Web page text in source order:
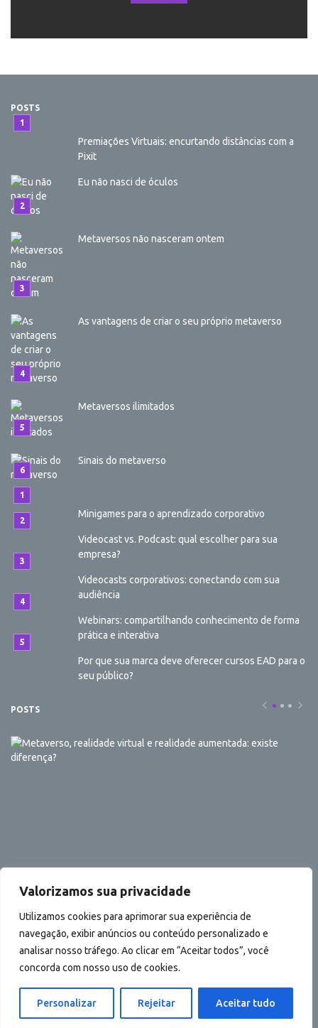
Valorizamos sua privacidade
Utilizamos cookies para aprimorar sua experiência de
navegação, exibir anúncios ou conteúdo personalizado e
analisar nosso tráfego. Ao clicar em “Aceitar todos”, você
concorda com nosso uso de cookies.
Personalizar Rejeitar Aceitar tudo
POSTS
Premiações Virtuais: encurtando distâncias com a
Pixit
Eu não nasci de óculos
Metaversos não nasceram ontem
As vantagens de criar o seu próprio metaverso
Metaversos ilimitados
Sinais do metaverso
Minigames para o aprendizado corporativo
Videocast vs. Podcast: qual escolher para sua
empresa?
Videocasts corporativos: conectando com sua
audiência
Webinars: compartilhando conhecimento de forma
prática e interativa
Por que sua marca deve oferecer cursos EAD para o
seu público?
POSTS
Metaverso, realidade virtual e realidade
aumentada: existe diferença?